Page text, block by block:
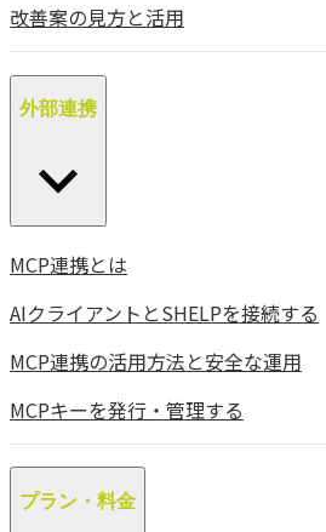
改善案の見方と活用
外部連携
MCP連携とは
AIクライアントとSHELPを接続する
MCP連携の活用方法と安全な運用
MCPキーを発行・管理する
プラン・料金